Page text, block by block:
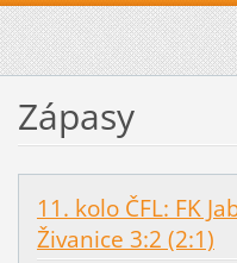
Zápasy
11. kolo ČFL: FK
Živanice 3:2 (2:1)